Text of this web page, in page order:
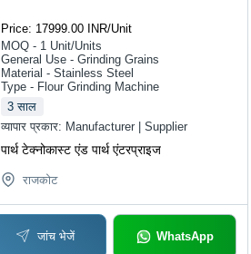
Price: 17999.00 INR/Unit
MOQ - 1 Unit/Units
General Use - Grinding Grains
Material - Stainless Steel
Type - Flour Grinding Machine
3 साल
व्यापार प्रकार: Manufacturer | Supplier
पार्थ टेक्नोकास्ट एंड पार्थ एंटरप्राइज
राजकोट
जांच भेजें WhatsApp